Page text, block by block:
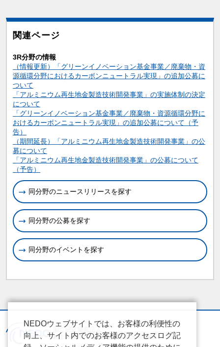
関連ページ
3R分野の情報
（情報更新）「グリーンイノベーション基金事業／廃棄物・資
源循環分野におけるカーボンニュートラル実現」の追加公募に
ついて
「アルミニウム再生地金製造技術開発事業」の実施体制の決定
について
「グリーンイノベーション基金事業／廃棄物・資源循環分野に
おけるカーボンニュートラル実現」の追加公募について（予
告）
（期間延長）「アルミニウム再生地金製造技術開発事業」の公
募について
「アルミニウム再生地金製造技術開発事業」の公募について
（予告）
同分野のニュースリリースを探す
同分野の公募を探す
同分野のイベントを探す
NEDOウェブサイトでは、お客様の利便性の
向上、サイト内でのお客様のアクセスログ記